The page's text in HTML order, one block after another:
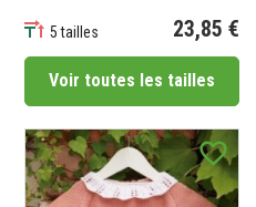
5 tailles 23,85 €
Voir toutes les tailles
favorite_border